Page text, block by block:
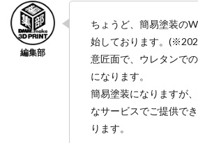
ちょうど、簡易塗装の
始しております。
意匠面で、ウレタンで
になります。
簡易塗装になりますが
なサービスでご提供で
ります。